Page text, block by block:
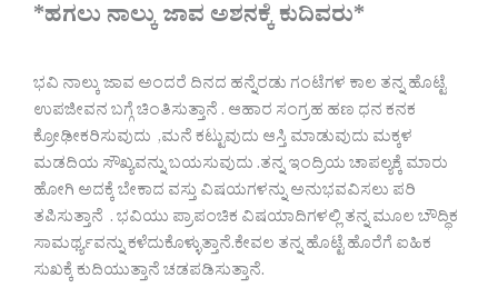
*ಹಗಲು ನಾಲ್ಕು ಜಾವ ಅಶನಕ್ಕೆ ಕುದಿವರು*
ಭವಿ ನಾಲ್ಕು ಜಾವ ಅಂದರೆ ದಿನದ ಹನ್ನೆರಡು ಗಂಟೆಗಳ ಕಾಲ ತನ್ನ ಹೊಟ್ಟೆ
ಉಪಜೀವನ ಬಗ್ಗೆ ಚಿಂತಿಸುತ್ತಾನೆ . ಆಹಾರ ಸಂಗ್ರಹ ಹಣ ಧನ ಕನಕ
ಕ್ರೋಢೀಕರಿಸುವುದು ,ಮನೆ ಕಟ್ಟುವುದು ಆಸ್ತಿ ಮಾಡುವುದು ಮಕ್ಕಳ
ಮಡದಿಯ ಸೌಖ್ಯವನ್ನು ಬಯಸುವುದು .ತನ್ನ ಇಂದ್ರಿಯ ಚಾಪಲ್ಯಕ್ಕೆ ಮಾರು
ಹೋಗಿ ಅದಕ್ಕೆ ಬೇಕಾದ ವಸ್ತು ವಿಷಯಗಳನ್ನು ಅನುಭವವಿಸಲು ಪರಿ
ತಪಿಸುತ್ತಾನೆ . ಭವಿಯು ಪ್ರಾಪಂಚಿಕ ವಿಷಯಾದಿಗಳಲ್ಲಿ ತನ್ನ ಮೂಲ ಬೌದ್ಧಿಕ
ಸಾಮರ್ಥ್ಯವನ್ನು ಕಳೆದುಕೊಳ್ಳುತ್ತಾನೆ.ಕೇವಲ ತನ್ನ ಹೊಟ್ಟೆ ಹೊರೆಗೆ ಐಹಿಕ
ಸುಖಕ್ಕೆ ಕುದಿಯುತ್ತಾನೆ ಚಡಪಡಿಸುತ್ತಾನೆ.